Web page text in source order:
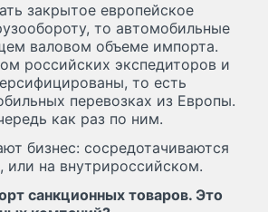
закрытое европейское
то автомобильные
валовом объеме импорта.
российских экспедиторов и
то есть
перевозках из Европы.
как раз по ним.
бизнес: сосредотачиваются
или на внутрироссийском.
санкционных товаров. Это